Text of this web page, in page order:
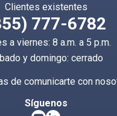
Clientes existentes
777-6782
a viernes: 8 a.m. a 5 p.m.
y domingo: cerrado
de comunicarte con
Síguenos